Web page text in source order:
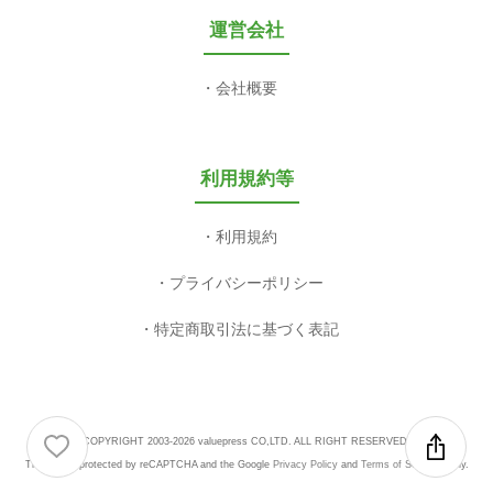
運営会社
会社概要
利用規約等
利用規約
プライバシーポリシー
特定商取引法に基づく表記
COPYRIGHT 2003-2026 valuepress CO,LTD. ALL RIGHT RESERVED.
This site is protected by reCAPTCHA and the Google Privacy Policyand Terms of Service apply.